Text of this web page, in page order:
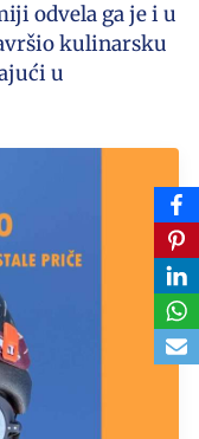
odvela ga je i u
kulinarsku
u